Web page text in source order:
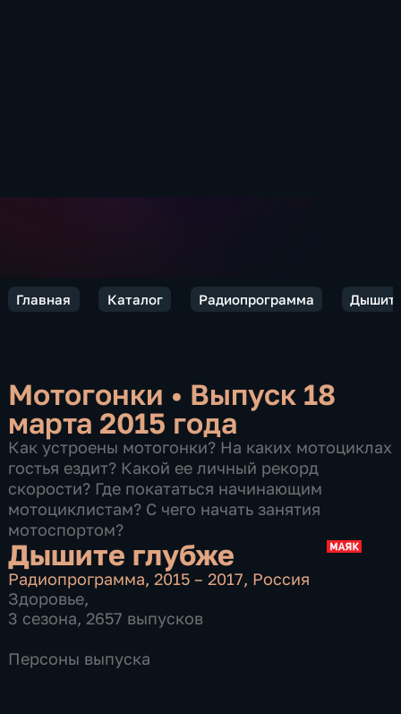
Главная Каталог Радиопрограмма
Мотогонки • Выпуск 18
марта 2015 года
Как устроены мотогонки? На каких мотоциклах
гостья ездит? Какой ее личный рекорд
скорости? Где покататься начинающим
мотоциклистам? С чего начать занятия
мотоспортом?
Дышите глубже
Радиопрограмма,2015 – 2017, Россия
Здоровье,
3 сезона, 2657 выпусков
Персоны выпуска